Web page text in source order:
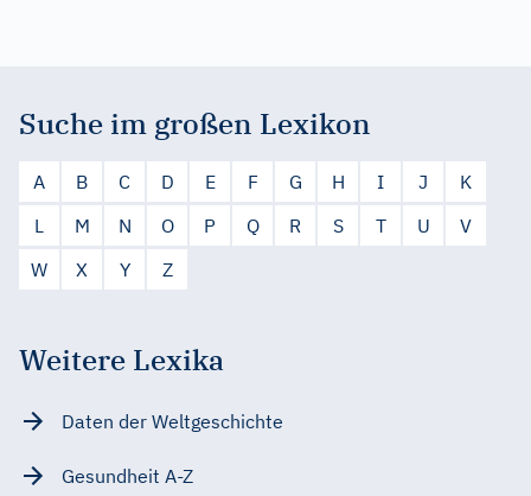
Suche im großen Lexikon
A B C D E F G H I J
K
L
M N O P Q R S T U
V
W
X Y Z
Weitere Lexika
Daten der Weltgeschichte
Gesundheit A-Z